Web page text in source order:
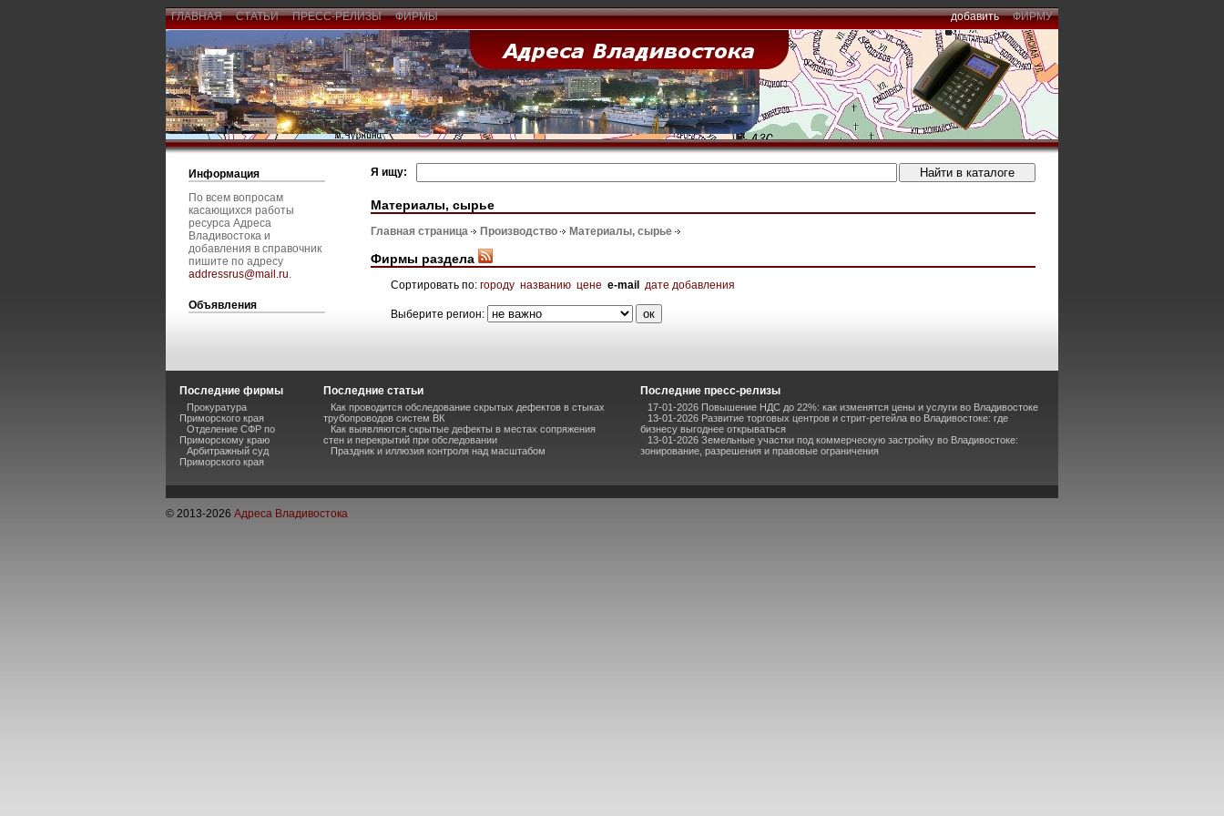
ГЛАВНАЯ СТАТЬИ ПРЕСС-РЕЛИЗЫ ФИРМЫ добавить ФИРМУ
Информация
По всем вопросам
касающихся работы
ресурса Адреса
Владивостока и
добавления в справочник
пишите по адресу
addressrus@mail.ru.
Объявления
Я ищу:
Материалы, сырье
Главная страница Производство Материалы, сырье
Фирмы раздела
Сортировать по: городу названию цене e-mail дате добавления
Выберите регион:
Последние фирмы
Прокуратура
Приморского края
Отделение СФР по
Приморскому краю
Арбитражный суд
Приморского края
Последние статьи
Как проводится обследование скрытых дефектов в стыках
трубопроводов систем ВК
Как выявляются скрытые дефекты в местах сопряжения
стен и перекрытий при обследовании
Праздник и иллюзия контроля над масштабом
Последние пресс-релизы
17-01-2026 Повышение НДС до 22%: как изменятся цены и услуги во Владивостоке
13-01-2026 Развитие торговых центров и стрит-ретейла во Владивостоке: где
бизнесу выгоднее открываться
13-01-2026 Земельные участки под коммерческую застройку во Владивостоке:
зонирование, разрешения и правовые ограничения
© 2013-2026 Адреса Владивостока